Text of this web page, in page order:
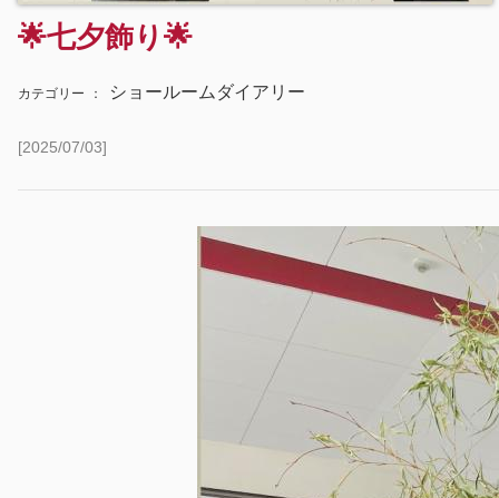
🌟七夕飾り🌟
カテゴリー ： ショールームダイアリー
[2025/07/03]